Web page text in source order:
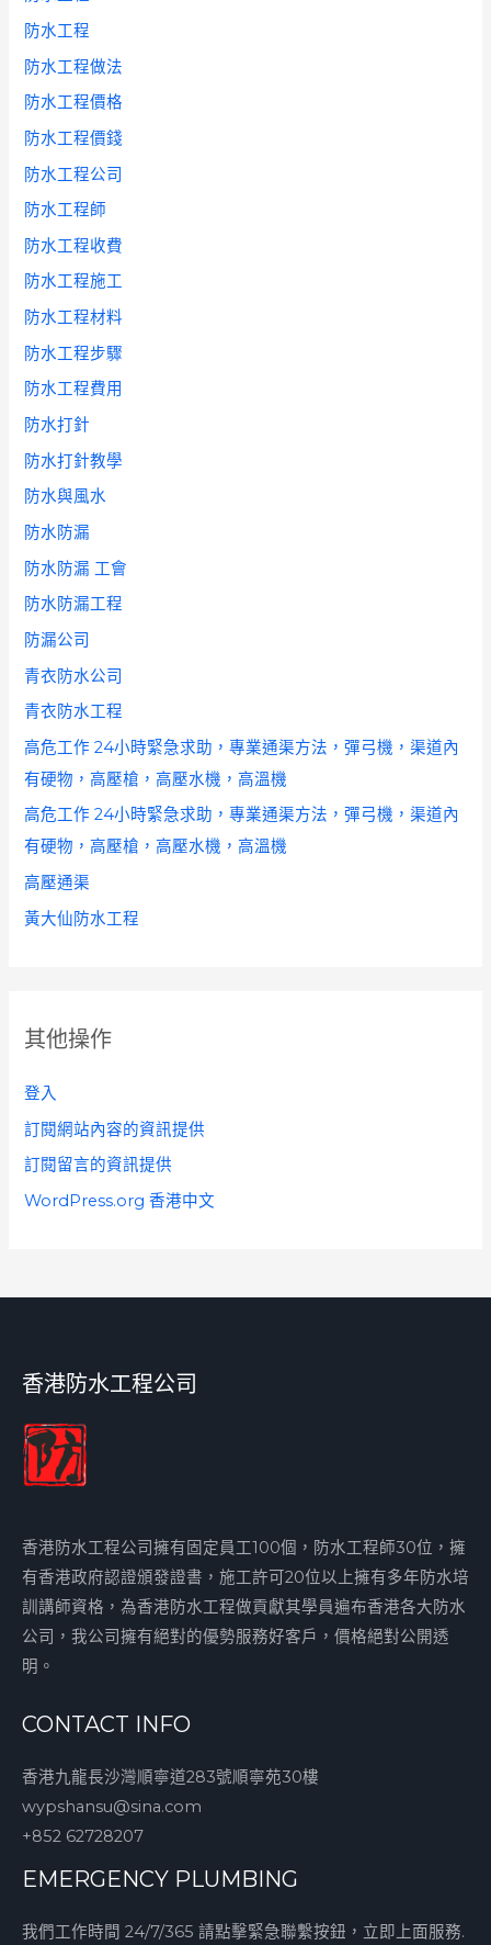
防水工程
防水工程做法
防水工程價格
防水工程價錢
防水工程公司
防水工程師
防水工程收費
防水工程施工
防水工程材料
防水工程步驟
防水工程費用
防水打針
防水打針教學
防水與風水
防水防漏
防水防漏 工會
防水防漏工程
防漏公司
青衣防水公司
青衣防水工程
高危工作 24小時緊急求助，專業通渠方法，彈弓機，渠道內
有硬物，高壓槍，高壓水機，高溫機
高危工作 24小時緊急求助，專業通渠方法，彈弓機，渠道內
有硬物，高壓槍，高壓水機，高溫機
高壓通渠
黃大仙防水工程
其他操作
登入
訂閱網站內容的資訊提供
訂閱留言的資訊提供
WordPress.org 香港中文
香港防水工程公司
香港防水工程公司擁有固定員工100個，防水工程師30位，擁
有香港政府認證頒發證書，施工許可20位以上擁有多年防水培
訓講師資格，為香港防水工程做貢獻其學員遍布香港各大防水
公司，我公司擁有絕對的優勢服務好客戶，價格絕對公開透
明。
CONTACT INFO
香港九龍長沙灣順寧道283號順寧苑30樓
wypshansu@sina.com
+852 62728207
EMERGENCY PLUMBING
我們工作時間 24/7/365 請點擊緊急聯繫按鈕，立即上面服務.